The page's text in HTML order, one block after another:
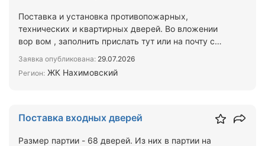
Поставка и установка противопожарных,
технических и квартирных дверей. Во вложении
вор вом , заполнить прислать тут или на почту с
Заявка опубликована: 29.07.2026
Регион: ЖК Нахимовский
Поставка входных дверей
Размер партии - 68 дверей. Из них в партии на